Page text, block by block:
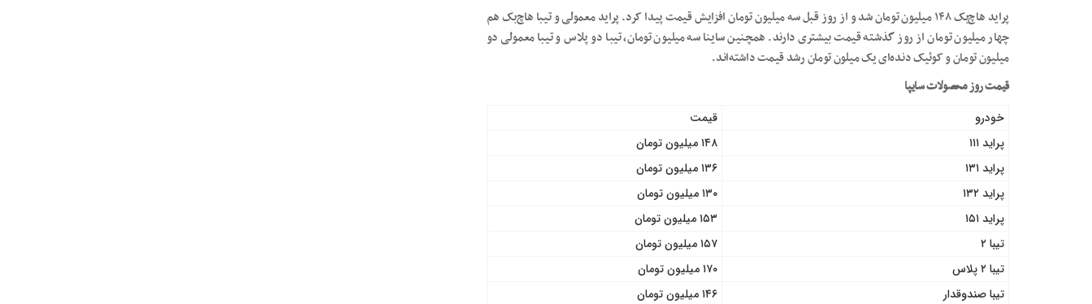
پراید هاچ‌بک ۱۴۸ میلیون تومان شد و از روز قبل سه میلیون تومان افزایش قیمت پیدا کرد. پراید معمولی و تیبا هاچ‌بک هم
چهار میلیون تومان از روز گذشته قیمت بیشتری دارند. همچنین ساینا سه میلیون تومان، تیبا دو پلاس و تیبا معمولی دو
میلیون تومان و کوئیک دنده‌ای یک میلون تومان رشد قیمت داشته‌اند.
قیمت روز محصولات سایپا
خودرو
قیمت
پراید ۱۱۱
۱۴۸ میلیون تومان
پراید ۱۳۱
۱۳۶ میلیون تومان
پراید ۱۳۲
۱۳۰ میلیون تومان
پراید ۱۵۱
۱۵۳ میلیون تومان
تیبا ۲
۱۵۷ میلیون تومان
تیبا ۲ پلاس
۱۷۰ میلیون تومان
تیبا صندوقدار
۱۴۶ میلیون تومان